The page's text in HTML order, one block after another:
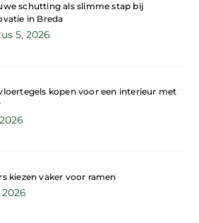
schutting als slimme stap bij
in Breda
5, 2026
kopen voor een interieur met
kiezen vaker voor ramen